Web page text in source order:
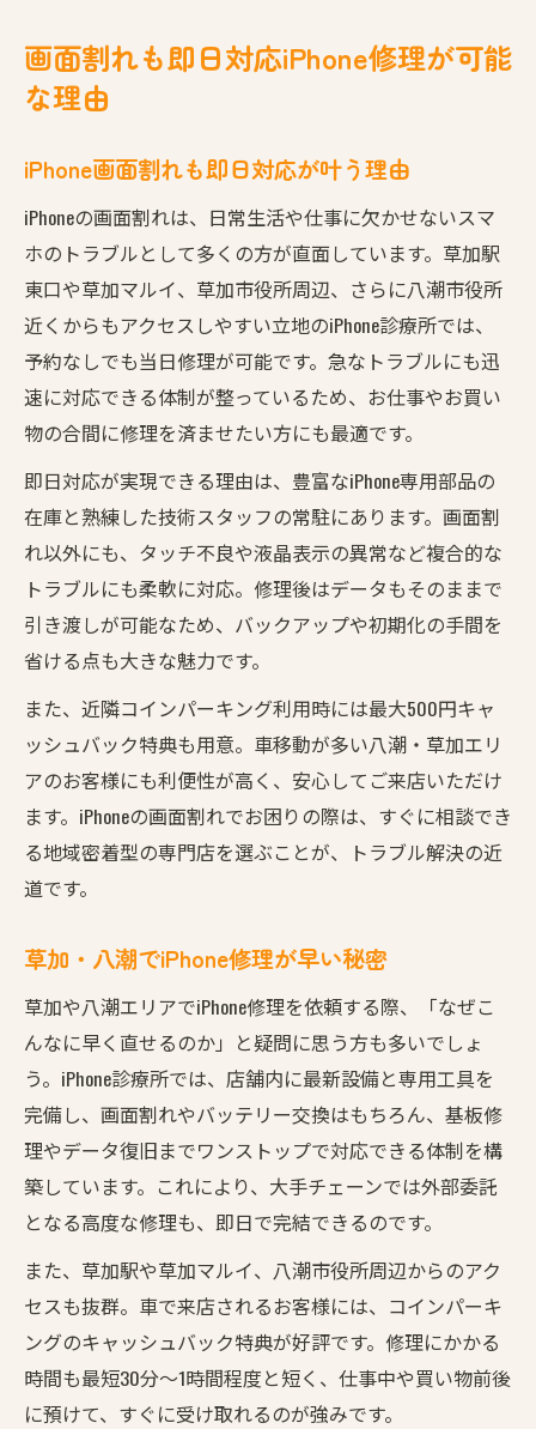
内
iPhone修理は予約なしでも当日完結可能
急なiPhone画面割れも即対応できる理由
予約不要でデータそのまま修理が叶う店
草加駅近くでiPhone修理を迷う方に役立つ選び方
草加駅近でiPhone修理店を見分けるコツ
iPhone画面割れを駅近で直すための基準
データ復旧可能な駅近iPhone修理店の探し方
草加駅周辺の信頼できるiPhone修理の特徴
アクセス重視で選ぶiPhone修理専門サービス
データ消失なしのiPhone修理を草加八潮地域で実
現
iPhoneデータそのまま修理の安心ポイント
草加八潮でデータ消失リスクを防ぐ修理法
データ消失を防ぐiPhone修理のプロ技術
基板修理も対応可能なiPhone診療所の強み
高精度診断でiPhoneデータを守る理由
草加市や八潮からアクセス便利な修理専門サー
ビス
草加・八潮エリアで車移動も安心なiPhone修
理
草加駅東口や八潮方面からのアクセス詳細
コインパーキング利用で修理もお得な理由
広域対応のiPhone修理専門店を選ぶコツ
コインパーキング利用でお得なiPhone修理体験を
紹介
コインパーキング利用でiPhone修理がお得に
草加・八潮で駐車場特典付きiPhone修理体験
車移動派も安心なiPhone修理サービスの魅力
最大500円キャッシュバックの活用方法
コインパーキング利用時の注意点と特典紹
画面割れも即日対応iPhone修理が可能
な理由
iPhone画面割れも即日対応が叶う理由
iPhoneの画面割れは、日常生活や仕事に欠かせないスマ
ホのトラブルとして多くの方が直面しています。草加駅
東口や草加マルイ、草加市役所周辺、さらに八潮市役所
近くからもアクセスしやすい立地のiPhone診療所では、
予約なしでも当日修理が可能です。急なトラブルにも迅
速に対応できる体制が整っているため、お仕事やお買い
物の合間に修理を済ませたい方にも最適です。
即日対応が実現できる理由は、豊富なiPhone専用部品の
在庫と熟練した技術スタッフの常駐にあります。画面割
れ以外にも、タッチ不良や液晶表示の異常など複合的な
トラブルにも柔軟に対応。修理後はデータもそのままで
引き渡しが可能なため、バックアップや初期化の手間を
省ける点も大きな魅力です。
また、近隣コインパーキング利用時には最大500円キャ
ッシュバック特典も用意。車移動が多い八潮・草加エリ
アのお客様にも利便性が高く、安心してご来店いただけ
ます。iPhoneの画面割れでお困りの際は、すぐに相談でき
る地域密着型の専門店を選ぶことが、トラブル解決の近
道です。
草加・八潮でiPhone修理が早い秘密
草加や八潮エリアでiPhone修理を依頼する際、「なぜこ
んなに早く直せるのか」と疑問に思う方も多いでしょ
う。iPhone診療所では、店舗内に最新設備と専用工具を
完備し、画面割れやバッテリー交換はもちろん、基板修
理やデータ復旧までワンストップで対応できる体制を構
築しています。これにより、大手チェーンでは外部委託
となる高度な修理も、即日で完結できるのです。
また、草加駅や草加マルイ、八潮市役所周辺からのアク
セスも抜群。車で来店されるお客様には、コインパーキ
ングのキャッシュバック特典が好評です。修理にかかる
時間も最短30分～1時間程度と短く、仕事中や買い物前後
に預けて、すぐに受け取れるのが強みです。